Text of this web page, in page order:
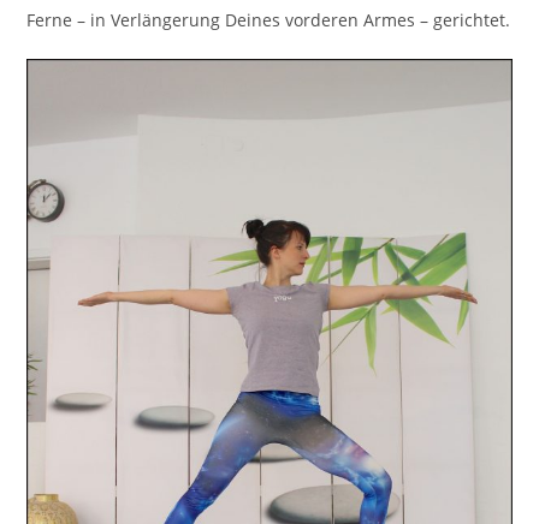
Ferne – in Verlängerung Deines vorderen Armes – gerichtet.